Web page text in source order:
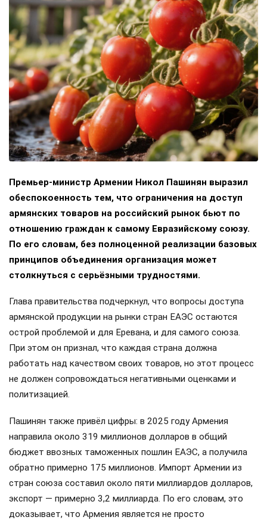
Премьер-министр Армении Никол Пашинян выразил
обеспокоенность тем, что ограничения на доступ
армянских товаров на российский рынок бьют по
отношению граждан к самому Евразийскому союзу.
По его словам, без полноценной реализации базовых
принципов объединения организация может
столкнуться с серьёзными трудностями.
Глава правительства подчеркнул, что вопросы доступа
армянской продукции на рынки стран ЕАЭС остаются
острой проблемой и для Еревана, и для самого союза.
При этом он признал, что каждая страна должна
работать над качеством своих товаров, но этот процесс
не должен сопровождаться негативными оценками и
политизацией.
Пашинян также привёл цифры: в 2025 году Армения
направила около 319 миллионов долларов в общий
бюджет ввозных таможенных пошлин ЕАЭС, а получила
обратно примерно 175 миллионов. Импорт Армении из
стран союза составил около пяти миллиардов долларов,
экспорт — примерно 3,2 миллиарда. По его словам, это
доказывает, что Армения является не просто